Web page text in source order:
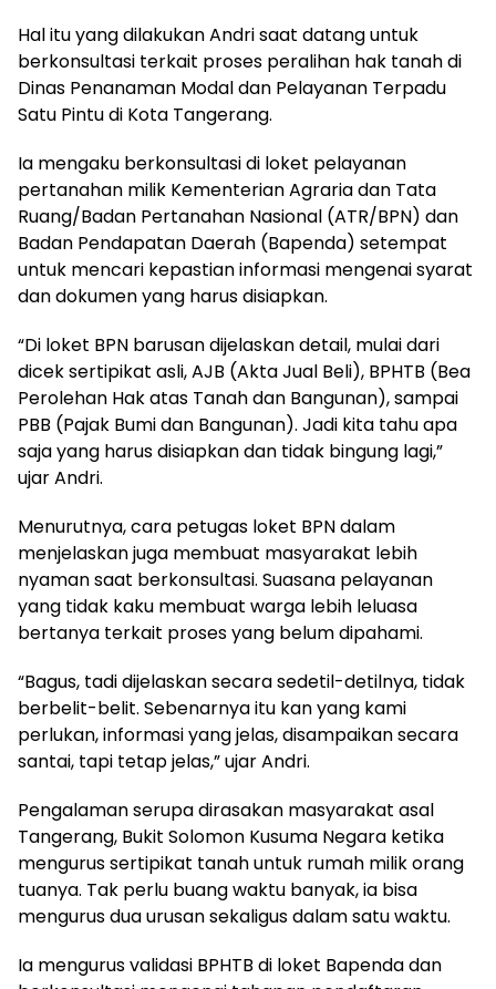
Hal itu yang dilakukan Andri saat datang untuk
berkonsultasi terkait proses peralihan hak tanah di
Dinas Penanaman Modal dan Pelayanan Terpadu
Satu Pintu di Kota Tangerang.
Ia mengaku berkonsultasi di loket pelayanan
pertanahan milik Kementerian Agraria dan Tata
Ruang/Badan Pertanahan Nasional (ATR/BPN) dan
Badan Pendapatan Daerah (Bapenda) setempat
untuk mencari kepastian informasi mengenai syarat
dan dokumen yang harus disiapkan.
“Di loket BPN barusan dijelaskan detail, mulai dari
dicek sertipikat asli, AJB (Akta Jual Beli), BPHTB (Bea
Perolehan Hak atas Tanah dan Bangunan), sampai
PBB (Pajak Bumi dan Bangunan). Jadi kita tahu apa
saja yang harus disiapkan dan tidak bingung lagi,”
ujar Andri.
Menurutnya, cara petugas loket BPN dalam
menjelaskan juga membuat masyarakat lebih
nyaman saat berkonsultasi. Suasana pelayanan
yang tidak kaku membuat warga lebih leluasa
bertanya terkait proses yang belum dipahami.
“Bagus, tadi dijelaskan secara sedetil-detilnya, tidak
berbelit-belit. Sebenarnya itu kan yang kami
perlukan, informasi yang jelas, disampaikan secara
santai, tapi tetap jelas,” ujar Andri.
Pengalaman serupa dirasakan masyarakat asal
Tangerang, Bukit Solomon Kusuma Negara ketika
mengurus sertipikat tanah untuk rumah milik orang
tuanya. Tak perlu buang waktu banyak, ia bisa
mengurus dua urusan sekaligus dalam satu waktu.
Ia mengurus validasi BPHTB di loket Bapenda dan